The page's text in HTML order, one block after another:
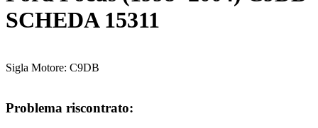
SCHEDA 15311
Sigla Motore: C9DB
Problema riscontrato: